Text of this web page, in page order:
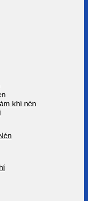
khí nén